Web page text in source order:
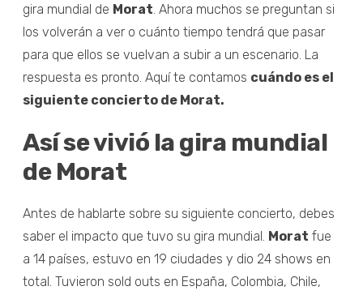
gira mundial de Morat . Ahora muchos se preguntan si
los volverán a ver o cuánto tiempo tendrá que pasar
para que ellos se vuelvan a subir a un escenario. La
respuesta es pronto. Aquí te contamos cuándo es el
siguiente concierto de Morat.
Así se vivió la gira mundial
de Morat
Antes de hablarte sobre su siguiente concierto, debes
saber el impacto que tuvo su gira mundial. Morat fue
a 14 países, estuvo en 19 ciudades y dio 24 shows en
total. Tuvieron sold outs en España, Colombia, Chile,